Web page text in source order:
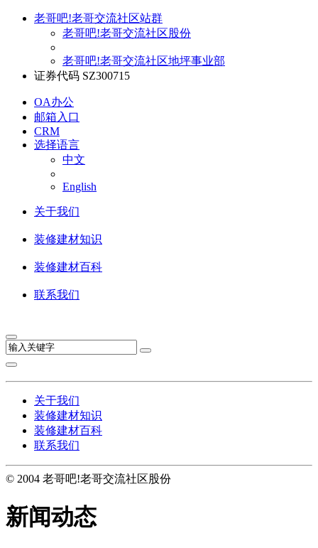
老哥吧!老哥交流社区站群
老哥吧!老哥交流社区股份
老哥吧!老哥交流社区地坪事业部
证券代码 SZ300715
OA办公
邮箱入口
CRM
选择语言
中文
English
关于我们
装修建材知识
装修建材百科
联系我们
关于我们
装修建材知识
装修建材百科
联系我们
© 2004 老哥吧!老哥交流社区股份
新闻动态